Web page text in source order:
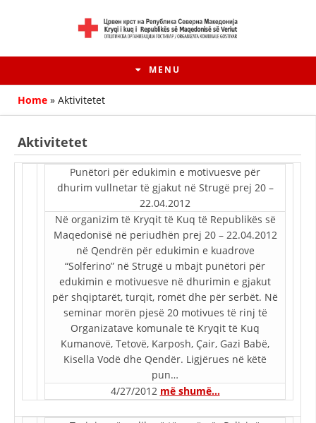
MENU
HISTORIA E LËVIZJES
HISTORIA E KRYQIT TË KUQ
STRUKTURA E ORGANIZATËS
KONTAKT INFORMACIONE
Home » Aktivitetet
Aktivitetet
Punëtori për edukimin e motivuesve për
dhurim vullnetar të gjakut në Strugë prej 20 –
22.04.2012
Në organizim të Kryqit të Kuq të Republikës së
Maqedonisë në periudhën prej 20 – 22.04.2012
në Qendrën për edukimin e kuadrove
“Solferino” në Strugë u mbajt punëtori për
edukimin e motivuesve në dhurimin e gjakut
për shqiptarët, turqit, romët dhe për serbët. Në
seminar morën pjesë 20 motivues të rinj të
Organizatave komunale të Kryqit të Kuq
Kumanovë, Tetovë, Karposh, Çair, Gazi Babë,
Kisella Vodë dhe Qendër. Ligjërues në këtë
pun…
4/27/2012 më shumë…